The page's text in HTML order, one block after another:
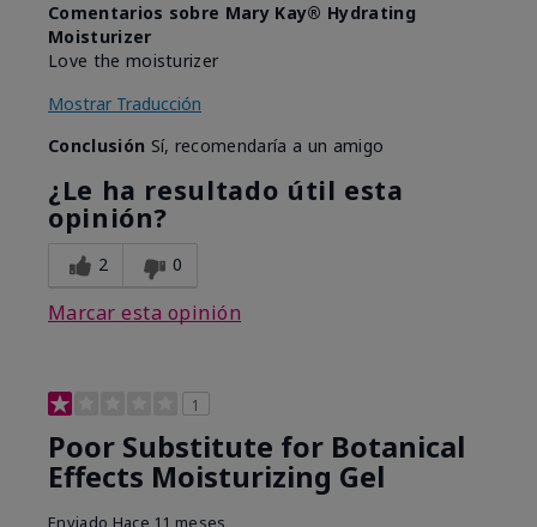
Comentarios sobre Mary Kay® Hydrating
Moisturizer
Love the moisturizer
Mostrar Traducción
Conclusión Sí, recomendaría a un amigo
¿Le ha resultado útil esta
opinión?
2 0
Marcar esta opinión
1
Poor Substitute for Botanical
Effects Moisturizing Gel
Enviado Hace 11 meses